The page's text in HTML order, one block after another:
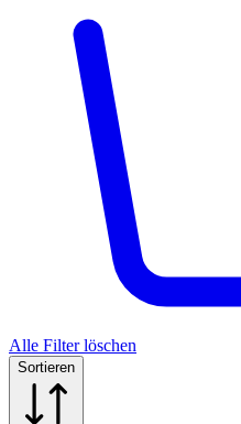
Alle Filter löschen
Sortieren